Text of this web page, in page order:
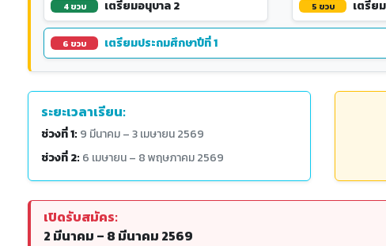
4 ขวบ เตรียมอนุบาล 2 5 ขวบ เตรีย
6 ขวบ เตรียมประถมศึกษาปีที่ 1
ระยะเวลาเรียน:
ช่วงที่ 1: 9 มีนาคม – 3 เมษายน 2569
ช่วงที่ 2: 6 เมษายน – 8 พฤษภาคม 2569
เปิดรับสมัคร:
2 มีนาคม – 8 มีนาคม 2569